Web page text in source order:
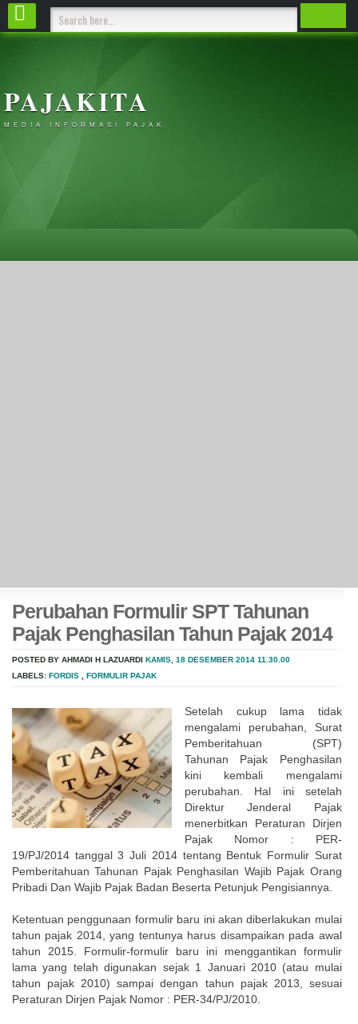
PAJAKITA
MEDIA INFORMASI PAJAK
Perubahan Formulir SPT Tahunan
Pajak Penghasilan Tahun Pajak 2014
POSTED BY AHMADI H LAZUARDI KAMIS, 18 DESEMBER 2014 11.30.00
LABELS: FORDIS FORMULIR PAJAK
Setelah cukup lama tidak
mengalami perubahan, Surat
Pemberitahuan (SPT)
Tahunan Pajak Penghasilan
kini kembali mengalami
perubahan. Hal ini setelah
Direktur Jenderal Pajak
menerbitkan Peraturan Dirjen
Pajak Nomor : PER-
19/PJ/2014 tanggal 3 Juli 2014 tentang Bentuk Formulir Surat
Pemberitahuan Tahunan Pajak Penghasilan Wajib Pajak Orang
Pribadi Dan Wajib Pajak Badan Beserta Petunjuk Pengisiannya.
Ketentuan penggunaan formulir baru ini akan diberlakukan mulai
tahun pajak 2014, yang tentunya harus disampaikan pada awal
tahun 2015. Formulir-formulir baru ini menggantikan formulir
lama yang telah digunakan sejak 1 Januari 2010 (atau mulai
tahun pajak 2010) sampai dengan tahun pajak 2013, sesuai
Peraturan Dirjen Pajak Nomor : PER-34/PJ/2010.